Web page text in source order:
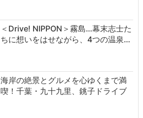
＜Drive! NIPPON＞霧島…幕末志士た
ちに想いをはせながら、4つの温泉…
海岸の絶景とグルメを心ゆくまで満
喫！千葉・九十九里、銚子ドライブ